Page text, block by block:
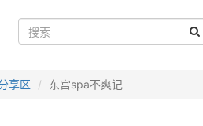
享区 东宫spa不爽记